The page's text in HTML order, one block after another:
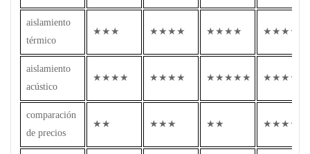
aislamiento
térmico
★★★ ★★★★ ★★★★ ★★★★
aislamiento
acústico
★★★★ ★★★★ ★★★★★ ★★★★
comparación
de precios
★★ ★★★ ★★ ★★★★